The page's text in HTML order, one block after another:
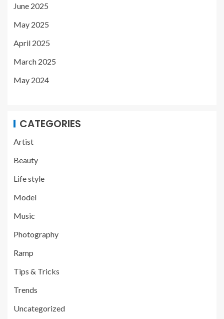
June 2025
May 2025
April 2025
March 2025
May 2024
CATEGORIES
Artist
Beauty
Life style
Model
Music
Photography
Ramp
Tips & Tricks
Trends
Uncategorized